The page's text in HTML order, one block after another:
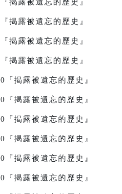
揭露被遺忘的歷史』
揭露被遺忘的歷史』
揭露被遺忘的歷史』
揭露被遺忘的歷史』
揭露被遺忘的歷史』
揭露被遺忘的歷史』
揭露被遺忘的歷史』
揭露被遺忘的歷史』
揭露被遺忘的歷史』
揭露被遺忘的歷史』